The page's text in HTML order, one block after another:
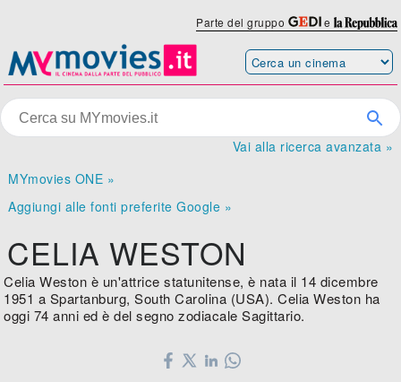
Parte del gruppo e
Vai alla ricerca avanzata »
MYmovies ONE »
Aggiungi alle fonti preferite Google »
CELIA WESTON
Celia Weston è un'attrice statunitense, è nata il 14 dicembre
1951 a Spartanburg, South Carolina (USA). Celia Weston ha
oggi 74 anni ed è del segno zodiacale Sagittario.